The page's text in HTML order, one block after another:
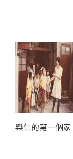
樂仁的第一個家